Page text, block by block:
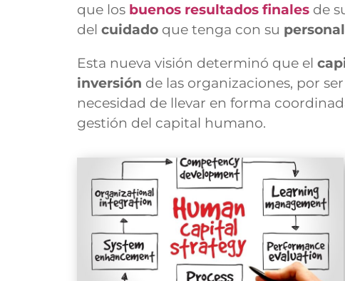
que los buenos resultados finalesde
del cuidadoque tenga con su personal
Esta nueva visión determinó que el
inversión de las organizaciones, por
necesidad de llevar en forma
gestión del capital humano.